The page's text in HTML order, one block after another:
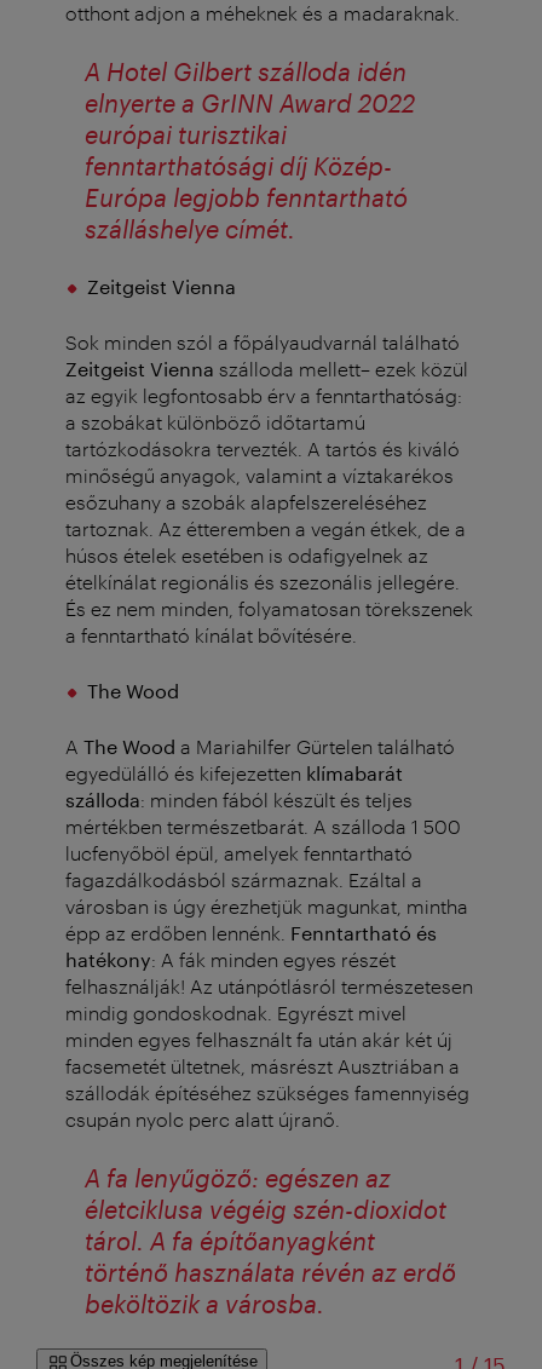
otthont adjon a méheknek és a madaraknak.
A Hotel Gilbert szálloda idén
elnyerte a GrINN Award 2022
európai turisztikai
fenntarthatósági díj Közép-
Európa legjobb fenntartható
szálláshelye címét.
Zeitgeist Vienna
Sok minden szól a főpályaudvarnál található
Zeitgeist Vienna szálloda mellett– ezek közül
az egyik legfontosabb érv a fenntarthatóság:
a szobákat különböző időtartamú
tartózkodásokra tervezték. A tartós és kiváló
minőségű anyagok, valamint a víztakarékos
esőzuhany a szobák alapfelszereléséhez
tartoznak. Az étteremben a vegán étkek, de a
húsos ételek esetében is odafigyelnek az
ételkínálat regionális és szezonális jellegére.
És ez nem minden, folyamatosan törekszenek
a fenntartható kínálat bővítésére.
The Wood
A The Wood a Mariahilfer Gürtelen található
egyedülálló és kifejezetten klímabarát
szálloda: minden fából készült és teljes
mértékben természetbarát. A szálloda 1 500
lucfenyőböl épül, amelyek fenntartható
fagazdálkodásból származnak. Ezáltal a
városban is úgy érezhetjük magunkat, mintha
épp az erdőben lennénk. Fenntartható és
hatékony: A fák minden egyes részét
felhasználják! Az utánpótlásról természetesen
mindig gondoskodnak. Egyrészt mivel
minden egyes felhasznált fa után akár két új
facsemetét ültetnek, másrészt Ausztriában a
szállodák építéséhez szükséges famennyiség
csupán nyolc perc alatt újranő.
A fa lenyűgöző: egészen az
életciklusa végéig szén-dioxidot
tárol. A fa építőanyagként
történő használata révén az erdő
beköltözik a városba.
Összes kép megjelenítése